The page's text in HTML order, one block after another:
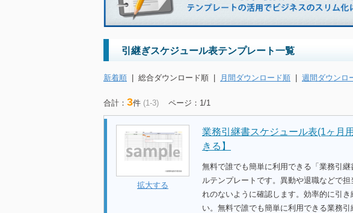
引継ぎスケジュール表テンプレート一覧
新着順 | 総合ダウンロード順 | 月間ダウンロード順 | 週間ダウンロ
合計： 3件 (1-3) ページ：1/1
拡大する
業務引継書スケジュール表(1ヶ月
きる】
無料で誰でも簡単に利用できる「業務引
ルテンプレートです。異動や退職などで
れのないように確認します。効率的に引
い。無料で誰でも簡単に利用できる業務